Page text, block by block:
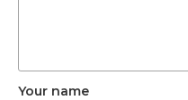
Your name